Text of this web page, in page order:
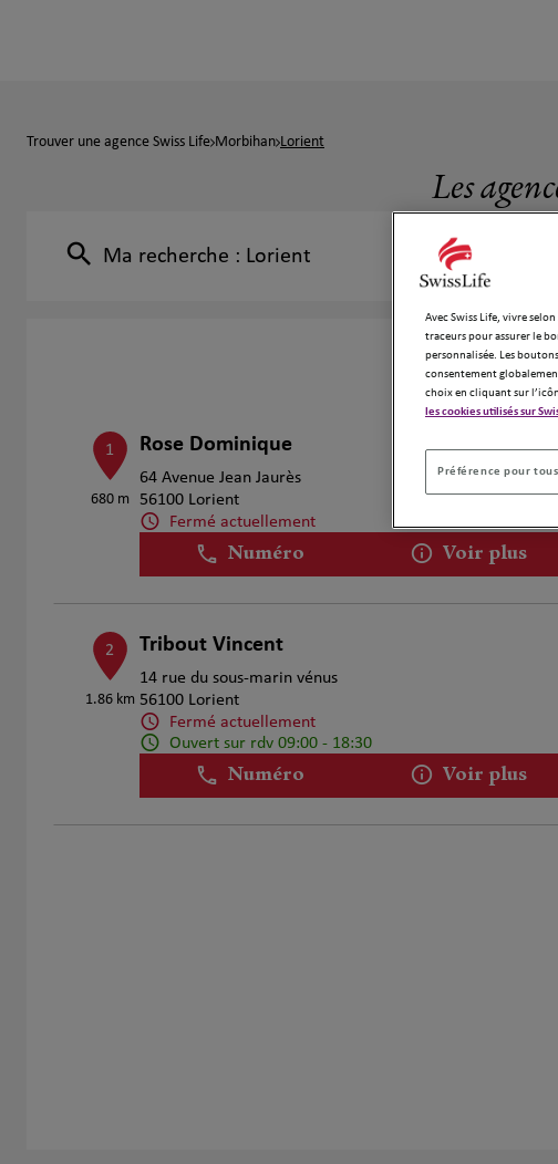
Trouver une agence Swiss Life Morbihan Lorient
Les
Ma recherche : Lorient
1
680 m
Rose Dominique
64 Avenue Jean Jaurès
56100 Lorient
Fermé actuellement
Numéro Voir plus
2
1.86 km
Tribout Vincent
14 rue du sous-marin vénus
56100 Lorient
Fermé actuellement
Ouvert sur rdv 09:00 - 18:30
Numéro Voir plus
Avec Swiss Life, vivre
traceurs pour assurer le
personnalisée. Les
consentement
choix en cliquant sur
les cookies utilisés sur
Préférence pour